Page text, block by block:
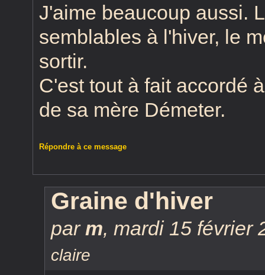
J'aime beaucoup aussi.
semblables à l'hiver, le
sortir.
C'est tout à fait accordé
de sa mère Démeter.
Répondre à ce message
Graine d'hiver
parm, mardi 15 février
claire